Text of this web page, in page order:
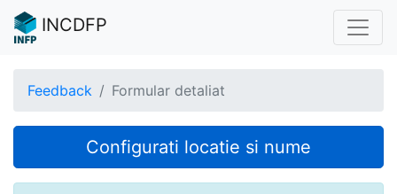
INCDFP
Feedback Formular detaliat
Configurati locatie si nume